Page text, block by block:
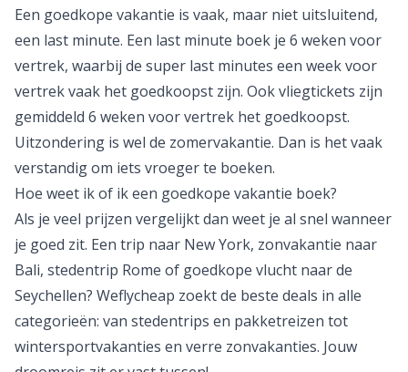
Boek een pakketreis, dat is vaak veel goedkoper dan
alles los te boeken.
Boek met je creditcard. Zo ben je altijd verzekerd
mocht de organisatie failliet gaan.
Maak gebruik vankortingscodesom geld te
besparen.
Wanneer boek je een goedkope vakantie?
Een goedkope vakantie is vaak, maar niet uitsluitend,
een last minute. Een last minute boek je 6 weken voor
vertrek, waarbij de super last minutes een week voor
vertrek vaak het goedkoopst zijn. Ook vliegticketszijn
gemiddeld 6 weken voor vertrek het goedkoopst.
Uitzondering is wel de zomervakantie. Dan is het vaak